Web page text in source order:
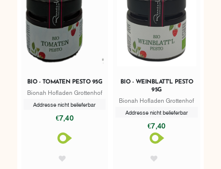
BIO - TOMATEN PESTO 95G
Bionah Hofladen Grottenhof
Addresse nicht belieferbar
€7,40
BIO - WEINBLATT'L PESTO
95G
Bionah Hofladen Grottenhof
Addresse nicht belieferbar
€7,40